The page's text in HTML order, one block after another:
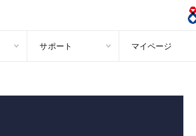
サポート マイページ